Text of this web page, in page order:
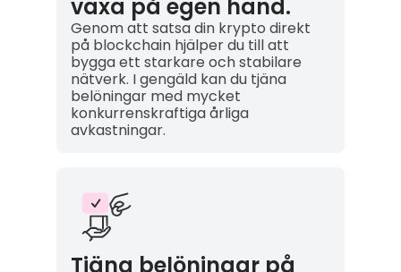
växa på egen hand.
Genom att satsa din krypto direkt
på blockchain hjälper du till att
bygga ett starkare och stabilare
nätverk. I gengäld kan du tjäna
belöningar med mycket
konkurrenskraftiga årliga
avkastningar.
Tjäna belöningar på